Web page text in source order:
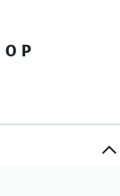
O P